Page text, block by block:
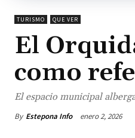
TURISMO QUE VER
El
como
El espacio municipal
By Estepona Info enero 2, 2026